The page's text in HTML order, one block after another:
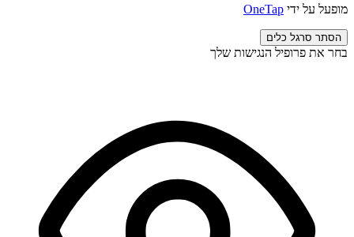
מופעל על ידי OneTap
הסתר סרגל כלים
בחר את פרופיל הנגישות שלך